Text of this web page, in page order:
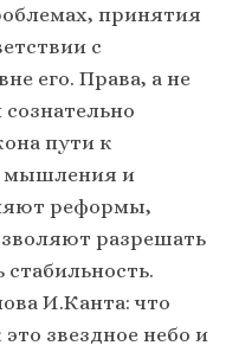
принятия
с
его. Права, а не
пути к
мышления и
реформы,
разрешать
И.Канта: что
звездное небо и